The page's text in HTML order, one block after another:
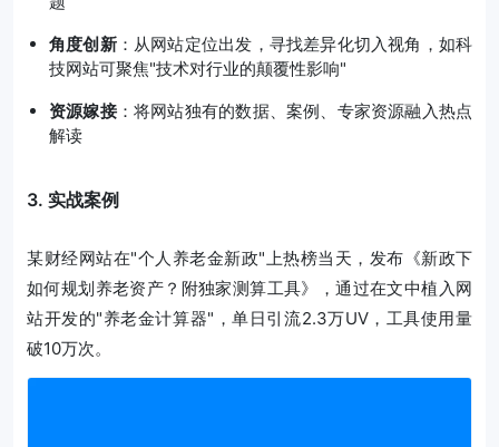
角度创新：从网站定位出发，寻找差异化切入视角，如科
技网站可聚焦"技术对行业的颠覆性影响"
资源嫁接：将网站独有的数据、案例、专家资源融入热点
解读
3. 实战案例
某财经网站在"个人养老金新政"上热榜当天，发布《新政下
如何规划养老资产？附独家测算工具》，通过在文中植入网
站开发的"养老金计算器"，单日引流2.3万UV，工具使用量
破10万次。